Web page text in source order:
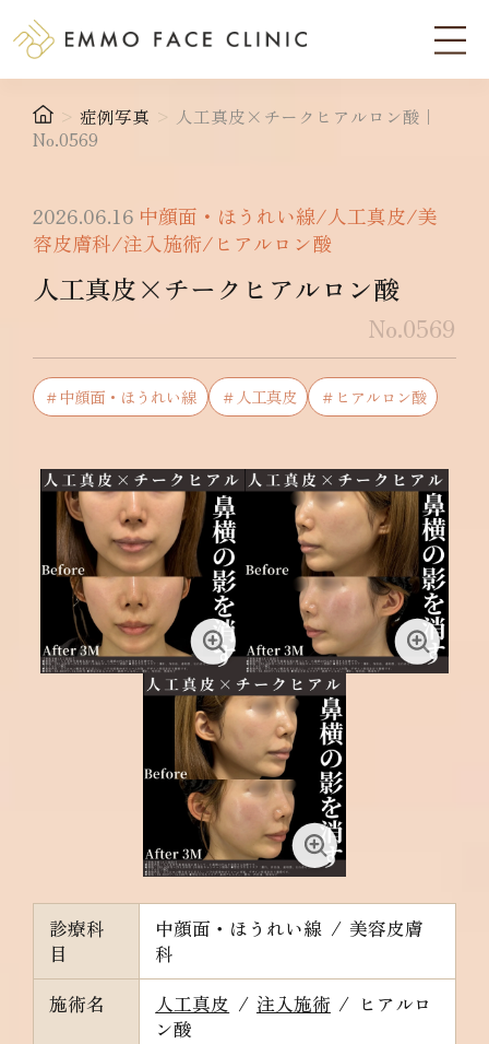
> 症例写真 > 人工真皮×チークヒアルロン酸｜
No.0569
2026.06.16 中顔面・ほうれい線/人工真皮/美
容皮膚科/注入施術/ヒアルロン酸
人工真皮×チークヒアルロン酸
No.0569
＃中顔面・ほうれい線 ＃人工真皮 ＃ヒアルロン酸
診療科
目
中顔面・ほうれい線 / 美容皮膚
科
施術名
人工真皮 / 注入施術 / ヒアルロ
ン酸